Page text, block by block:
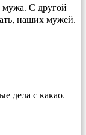
мужа. С другой
наших мужей.
дела с какао.